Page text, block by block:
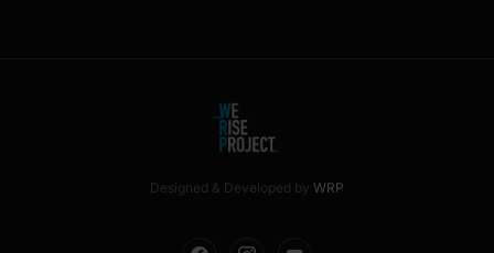
Designed & Developed by WRP